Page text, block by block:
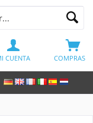
COMPRAS
CUENTA